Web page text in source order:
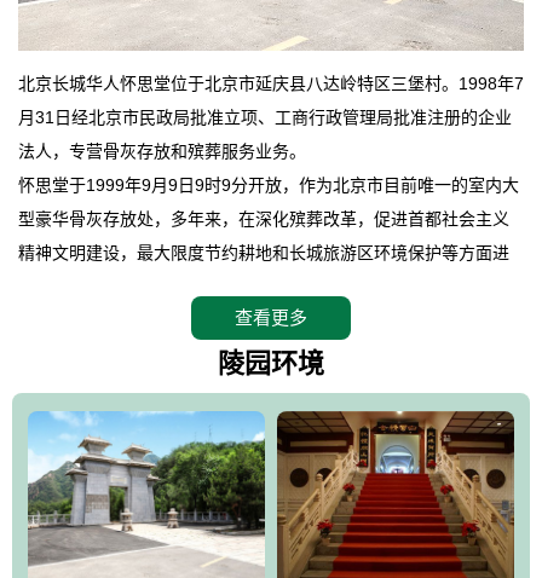
北京长城华人怀思堂位于北京市延庆县八达岭特区三堡村。1998年7
月31日经北京市民政局批准立项、工商行政管理局批准注册的企业
法人，专营骨灰存放和殡葬服务业务。
怀思堂于1999年9月9日9时9分开放，作为北京市目前唯一的室内大
型豪华骨灰存放处，多年来，在深化殡葬改革，促进首都社会主义
精神文明建设，最大限度节约耕地和长城旅游区环境保护等方面进
怀思堂辖区面积15万平方米，整体建筑面积5．8万平方米。主体建
筑有：怀思堂豪华墓室、礼祭大厅、随缘阁、百家姓觅宗长廊等。
仲、无字碑、香灯等。典型的仿秦、汉建筑风格。蓝色的琉璃瓦屋
顶，朱砂红的门、窗、柱、墙，汉白玉雕刻的雄狮、华表，花岗岩
铺成的路面和台阶，洒落其间的花卉、松柏与万里长城浑然一体、
气势宏伟、古朴端庄、别具一格。怀思堂大殿入口两侧是用蜡染技
术描绘的抽象派创意绘画，大环境中的长城文化与炎黄始祖，小环
查看更多
陵园环境